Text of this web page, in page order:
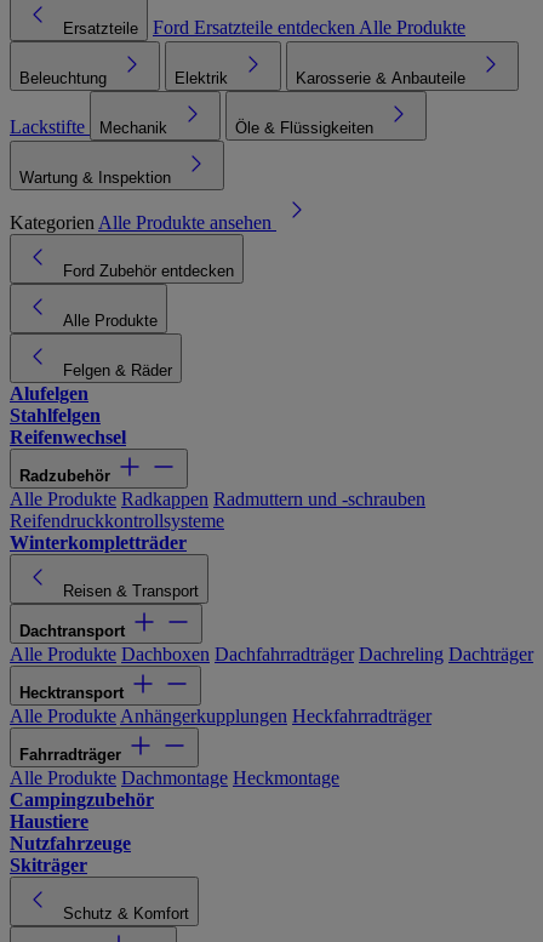
Ersatzteile Ford Ersatzteile entdecken Alle Produkte
Beleuchtung Elektrik Karosserie & Anbauteile
Lackstifte Mechanik Öle & Flüssigkeiten
Wartung & Inspektion
Kategorien Alle Produkte ansehen
Ford Zubehör entdecken
Alle Produkte
Felgen & Räder
Alufelgen
Stahlfelgen
Reifenwechsel
Radzubehör
Alle Produkte Radkappen Radmuttern und -schrauben
Reifendruckkontrollsysteme
Winterkompletträder
Reisen & Transport
Dachtransport
Alle Produkte Dachboxen Dachfahrradträger Dachreling Dachträger
Hecktransport
Alle Produkte Anhängerkupplungen Heckfahrradträger
Fahrradträger
Alle Produkte Dachmontage Heckmontage
Campingzubehör
Haustiere
Nutzfahrzeuge
Skiträger
Schutz & Komfort